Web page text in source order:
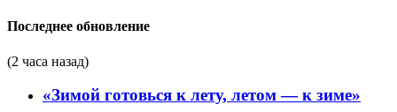
Последнее обновление
(2 часа назад)
«Зимой готовься к лету, летом — к зиме»